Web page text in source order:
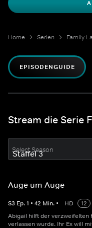
Home Serien Family
EPISODENGUIDE
Stream die Serie
Select Season
Auge um Auge
S3 Ep.1 • 42 Min. • HD
12
Abigail hilft der verzweifelten
verlassen wurde. Ihr Ex will